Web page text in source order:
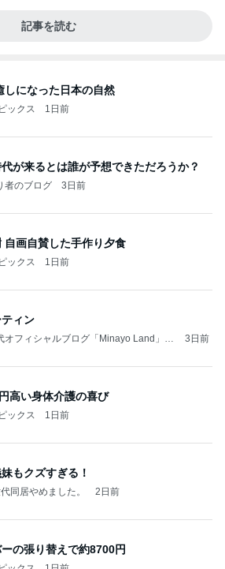
記事を読む
しになった日本の自然
ックス 1日前
が来るとは誰が予想できただろうか？
者のブログ 3日前
自画自賛した手作り夕食
ックス 1日前
ィン
オフィシャルブログ「Minayo Land」P
3日前
高い身体介護の喜び
ックス 1日前
もクズすぎる！
同居やめました。 2日前
の張り替えで約8700円